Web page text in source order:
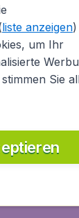
über
liste anzeigen)
um Ihr
Sie